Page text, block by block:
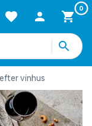
0
vinhus